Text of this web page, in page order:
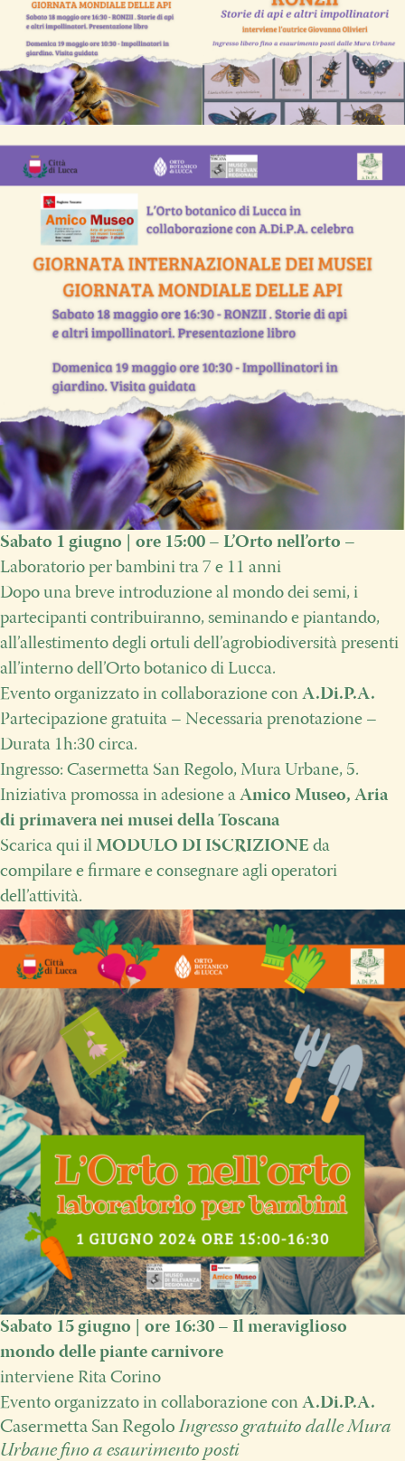
Sabato 1 giugno | ore 15:00 – L’Orto nell’orto –
Laboratorio per bambini tra 7 e 11 anni
Dopo una breve introduzione al mondo dei semi, i
partecipanti contribuiranno, seminando e piantando,
all’allestimento degli ortuli dell’agrobiodiversità presenti
all’interno dell’Orto botanico di Lucca.
Evento organizzato in collaborazione con A.Di.P.A.
Partecipazione gratuita – Necessaria prenotazione –
Durata 1h:30 circa.
Ingresso: Casermetta San Regolo, Mura Urbane, 5.
Iniziativa promossa in adesione a Amico Museo, Aria
di primavera nei musei della Toscana
Scarica qui il MODULO DI ISCRIZIONE da
compilare e firmare e consegnare agli operatori
dell’attività.
Sabato 15 giugno | ore 16:30 – Il meraviglioso
mondo delle piante carnivore
interviene Rita Corino
Evento organizzato in collaborazione con A.Di.P.A.
Casermetta San RegoloIngresso gratuito dalle Mura
Urbane fino a esaurimento posti